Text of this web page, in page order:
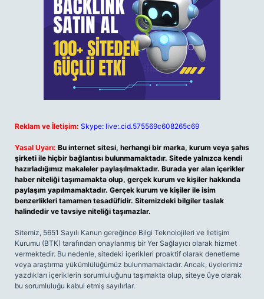
Reklam ve İletişim: Skype: live:.cid.575569c608265c69
Yasal Uyarı: Bu internet sitesi, herhangi bir marka, kurum veya şahıs
şirketi ile hiçbir bağlantısı bulunmamaktadır. Sitede yalnızca kendi
hazırladığımız makaleler paylaşılmaktadır. Burada yer alan içerikler
haber niteliği taşımamakta olup, gerçek kurum ve kişiler hakkında
paylaşım yapılmamaktadır. Gerçek kurum ve kişiler ile isim
benzerlikleri tamamen tesadüfidir. Sitemizdeki bilgiler taslak
halindedir ve tavsiye niteliği taşımazlar.
Sitemiz, 5651 Sayılı Kanun gereğince Bilgi Teknolojileri ve İletişim
Kurumu (BTK) tarafından onaylanmış bir Yer Sağlayıcı olarak hizmet
vermektedir. Bu nedenle, sitedeki içerikleri proaktif olarak denetleme
veya araştırma yükümlülüğümüz bulunmamaktadır. Ancak, üyelerimiz
yazdıkları içeriklerin sorumluluğunu taşımakta olup, siteye üye olarak
bu sorumluluğu kabul etmiş sayılırlar.